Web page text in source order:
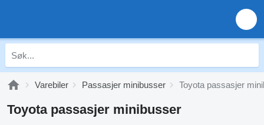
Varebiler Passasjer minibusser Toyota passasjer
Toyota passasjer minibusser